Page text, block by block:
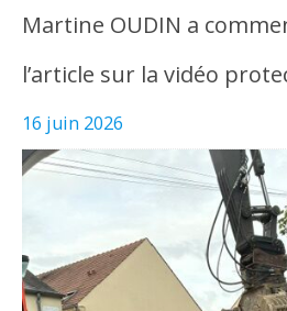
Martine OUDIN a
l’article sur la vidéo
16 juin 2026